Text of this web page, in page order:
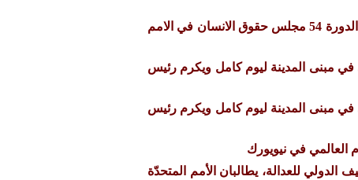
احاطة لممثلة الرابطة في الدورة 54 مجلس حقوق الانسان في الامم
في مبنى المدينة ليوم كامل ويكرم رئيس
في مبنى المدينة ليوم كامل ويكرم رئيس
العالمي في نيويورك
الدولي للعدالة، يطالبان الأمم المتحدّة